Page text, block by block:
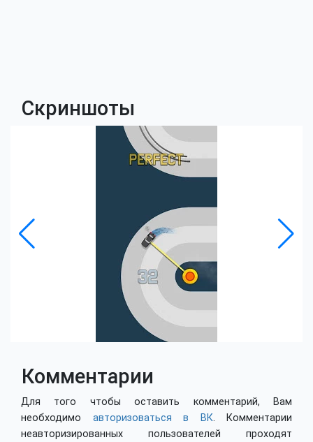
Скриншоты
Комментарии
Для того чтобы оставить комментарий, Вам
необходимо авторизоваться в ВК. Комментарии
неавторизированных пользователей проходят